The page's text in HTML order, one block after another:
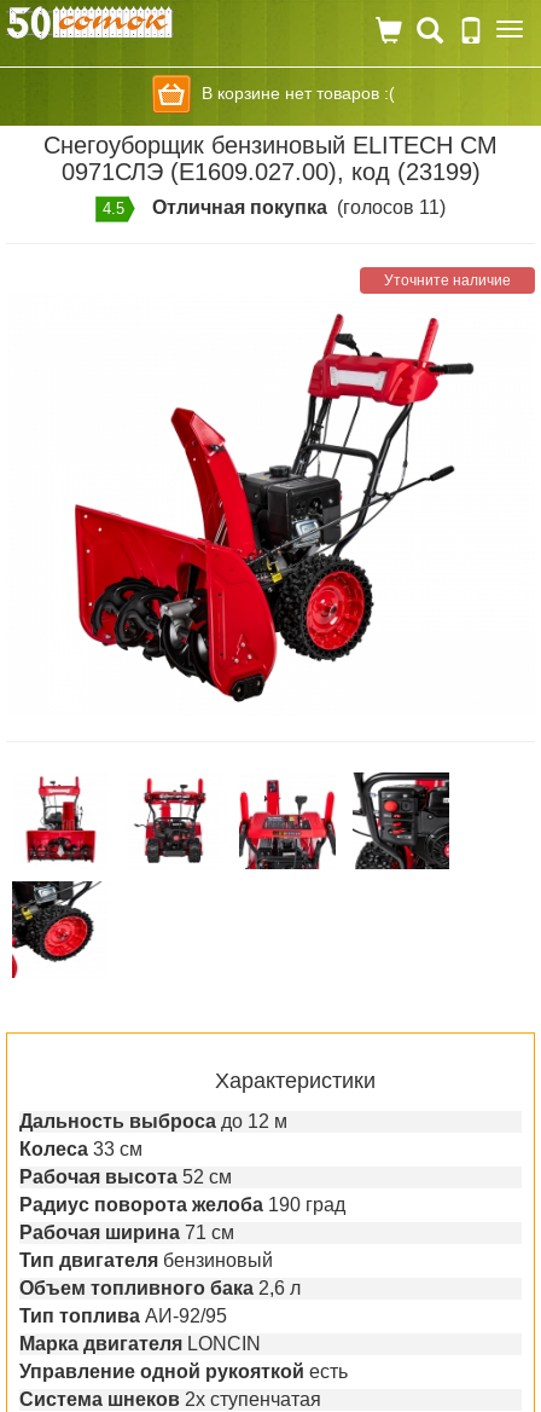
В корзине нет товаров :(
Снегоуборщик бензиновый ELITECH СМ
0971СЛЭ (E1609.027.00), код (23199)
4.5 Отличная покупка (голосов 11)
Уточните наличие
Характеристики
Дальность выброса до 12 м
Колеса 33 см
Рабочая высота 52 см
Радиус поворота желоба 190 град
Рабочая ширина 71 см
Тип двигателя бензиновый
Объем топливного бака 2,6 л
Тип топлива АИ-92/95
Марка двигателя LONCIN
Управление одной рукояткой есть
Система шнеков 2х ступенчатая